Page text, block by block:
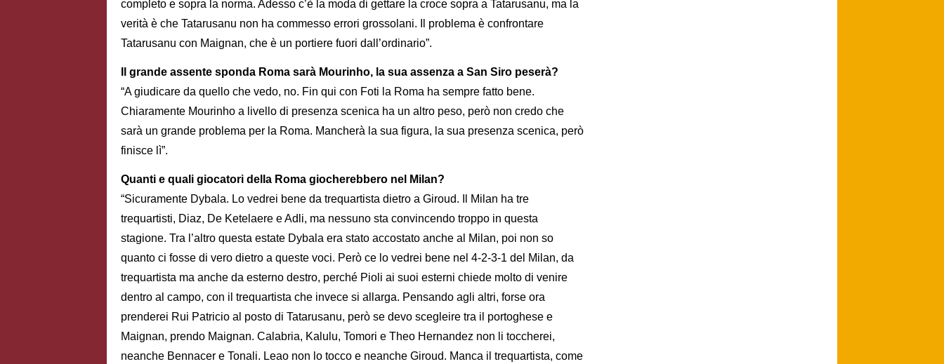
completo e sopra la norma. Adesso c’è la moda di gettare la croce sopra a Tatarusanu, ma la
verità è che Tatarusanu non ha commesso errori grossolani. Il problema è confrontare
Tatarusanu con Maignan, che è un portiere fuori dall’ordinario”.
Il grande assente sponda Roma sarà Mourinho, la sua assenza a San Siro peserà?
“A giudicare da quello che vedo, no. Fin qui con Foti la Roma ha sempre fatto bene.
Chiaramente Mourinho a livello di presenza scenica ha un altro peso, però non credo che
sarà un grande problema per la Roma. Mancherà la sua figura, la sua presenza scenica, però
finisce lì”.
Quanti e quali giocatori della Roma giocherebbero nel Milan?
“Sicuramente Dybala. Lo vedrei bene da trequartista dietro a Giroud. Il Milan ha tre
trequartisti, Diaz, De Ketelaere e Adli, ma nessuno sta convincendo troppo in questa
stagione. Tra l’altro questa estate Dybala era stato accostato anche al Milan, poi non so
quanto ci fosse di vero dietro a queste voci. Però ce lo vedrei bene nel 4-2-3-1 del Milan, da
trequartista ma anche da esterno destro, perché Pioli ai suoi esterni chiede molto di venire
dentro al campo, con il trequartista che invece si allarga. Pensando agli altri, forse ora
prenderei Rui Patricio al posto di Tatarusanu, però se devo scegleire tra il portoghese e
Maignan, prendo Maignan. Calabria, Kalulu, Tomori e Theo Hernandez non li toccherei,
neanche Bennacer e Tonali. Leao non lo tocco e neanche Giroud. Manca il trequartista, come